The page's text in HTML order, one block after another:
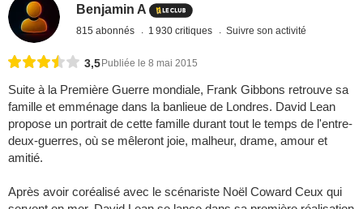
Benjamin A
815 abonnés 1 930 critiques Suivre son activité
3,5 Publiée le 8 mai 2015
Suite à la Première Guerre mondiale, Frank Gibbons retrouve sa
famille et emménage dans la banlieue de Londres. David Lean
propose un portrait de cette famille durant tout le temps de l'entre-
deux-guerres, où se mêleront joie, malheur, drame, amour et
amitié.
Après avoir coréalisé avec le scénariste Noël Coward Ceux qui